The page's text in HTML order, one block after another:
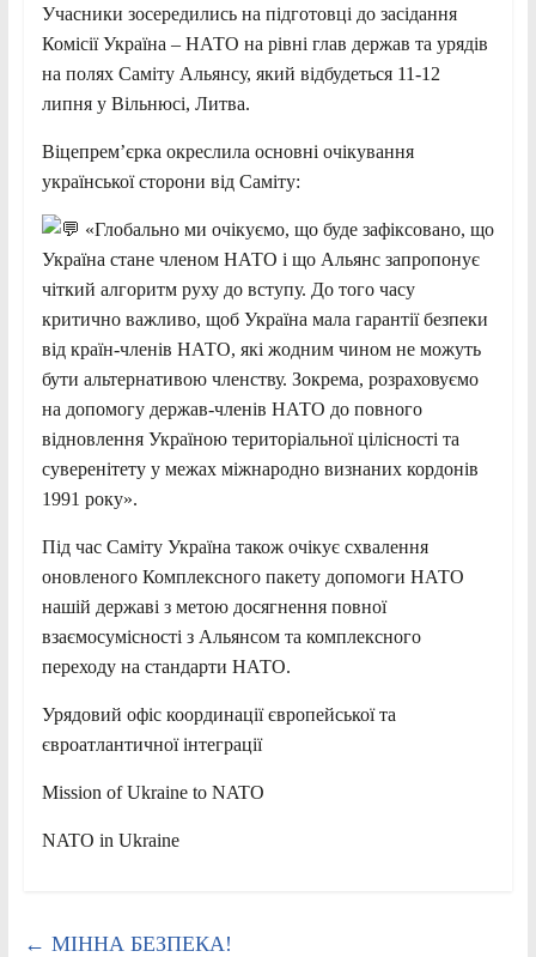
Учасники зосередились на підготовці до засідання
Комісії Україна – НАТО на рівні глав держав та урядів
на полях Саміту Альянсу, який відбудеться 11-12
липня у Вільнюсі, Литва.
Віцепрем’єрка окреслила основні очікування
української сторони від Саміту:
«Глобально ми очікуємо, що буде зафіксовано, що
Україна стане членом НАТО і що Альянс запропонує
чіткий алгоритм руху до вступу. До того часу
критично важливо, щоб Україна мала гарантії безпеки
від країн-членів НАТО, які жодним чином не можуть
бути альтернативою членству. Зокрема, розраховуємо
на допомогу держав-членів НАТО до повного
відновлення Україною територіальної цілісності та
суверенітету у межах міжнародно визнаних кордонів
1991 року».
Під час Саміту Україна також очікує схвалення
оновленого Комплексного пакету допомоги НАТО
нашій державі з метою досягнення повної
взаємосумісності з Альянсом та комплексного
переходу на стандарти НАТО.
Урядовий офіс координації європейської та
євроатлантичної інтеграції
Mission of Ukraine to NATO
NATO in Ukraine
← МІННА БЕЗПЕКА!